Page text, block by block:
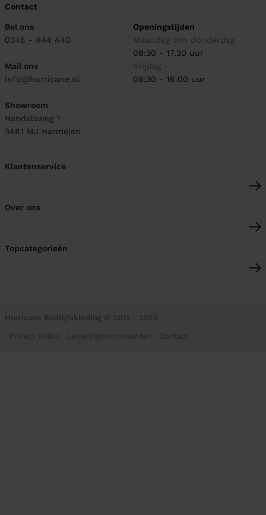
Contact
Bel ons
0348 - 444 440
Mail ons
info@hurricane.nl
Showroom
Handelsweg 1
3481 MJ Harmelen
Openingstijden
Maandag t/m donderdag
08:30 - 17.30 uur
Vrijdag
08:30 - 16.00 uur
Klantenservice
Over ons
Topcategorieën
Hurricane Bedrijfskleding © 2013 - 2026
Privacy Policy Leveringsvoorwaarden Contact